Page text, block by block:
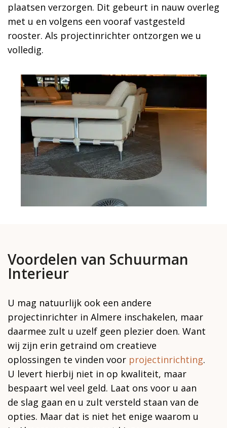
plaatsen verzorgen. Dit gebeurt in nauw overleg
met u en volgens een vooraf vastgesteld
rooster. Als projectinrichter ontzorgen we u
volledig.
Voordelen van Schuurman
Interieur
U mag natuurlijk ook een andere
projectinrichter in Almere inschakelen, maar
daarmee zult u uzelf geen plezier doen. Want
wij zijn erin getraind om creatieve
oplossingen te vinden voor projectinrichting.
U levert hierbij niet in op kwaliteit, maar
bespaart wel veel geld. Laat ons voor u aan
de slag gaan en u zult versteld staan van de
opties. Maar dat is niet het enige waarom u